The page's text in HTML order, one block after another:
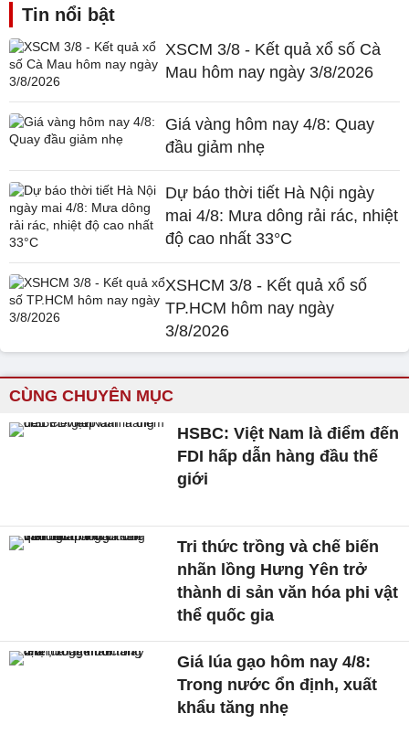
Tin nổi bật
XSCM 3/8 - Kết quả xổ số Cà
Mau hôm nay ngày 3/8/2026
Giá vàng hôm nay 4/8: Quay
đầu giảm nhẹ
Dự báo thời tiết Hà Nội ngày
mai 4/8: Mưa dông rải rác, nhiệt
độ cao nhất 33°C
XSHCM 3/8 - Kết quả xổ số
TP.HCM hôm nay ngày
3/8/2026
CÙNG CHUYÊN MỤC
HSBC: Việt Nam là điểm đến
FDI hấp dẫn hàng đầu thế
giới
Tri thức trồng và chế biến
nhãn lồng Hưng Yên trở
thành di sản văn hóa phi vật
thể quốc gia
Giá lúa gạo hôm nay 4/8:
Trong nước ổn định, xuất
khẩu tăng nhẹ